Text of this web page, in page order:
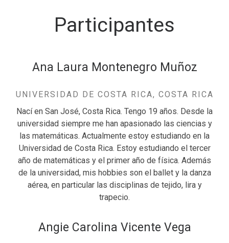
Participantes
Ana Laura Montenegro Muñoz
UNIVERSIDAD DE COSTA RICA, COSTA RICA
Nací en San José, Costa Rica. Tengo 19 años. Desde la
universidad siempre me han apasionado las ciencias y
las matemáticas. Actualmente estoy estudiando en la
Universidad de Costa Rica. Estoy estudiando el tercer
año de matemáticas y el primer año de física. Además
de la universidad, mis hobbies son el ballet y la danza
aérea, en particular las disciplinas de tejido, lira y
trapecio.
Angie Carolina Vicente Vega